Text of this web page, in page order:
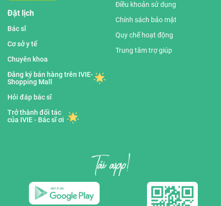
Đặt lịch
Bác sĩ
Cơ sở y tế
Chuyên khoa
Đăng ký bán hàng trên IVIE-
Shopping Mall
Hỏi đáp bác sĩ
Trở thành đối tác
của IVIE - Bác sĩ ơi
Điều khoản sử dụng
Chính sách bảo mật
Quy chế hoạt động
Trung tâm trợ giúp